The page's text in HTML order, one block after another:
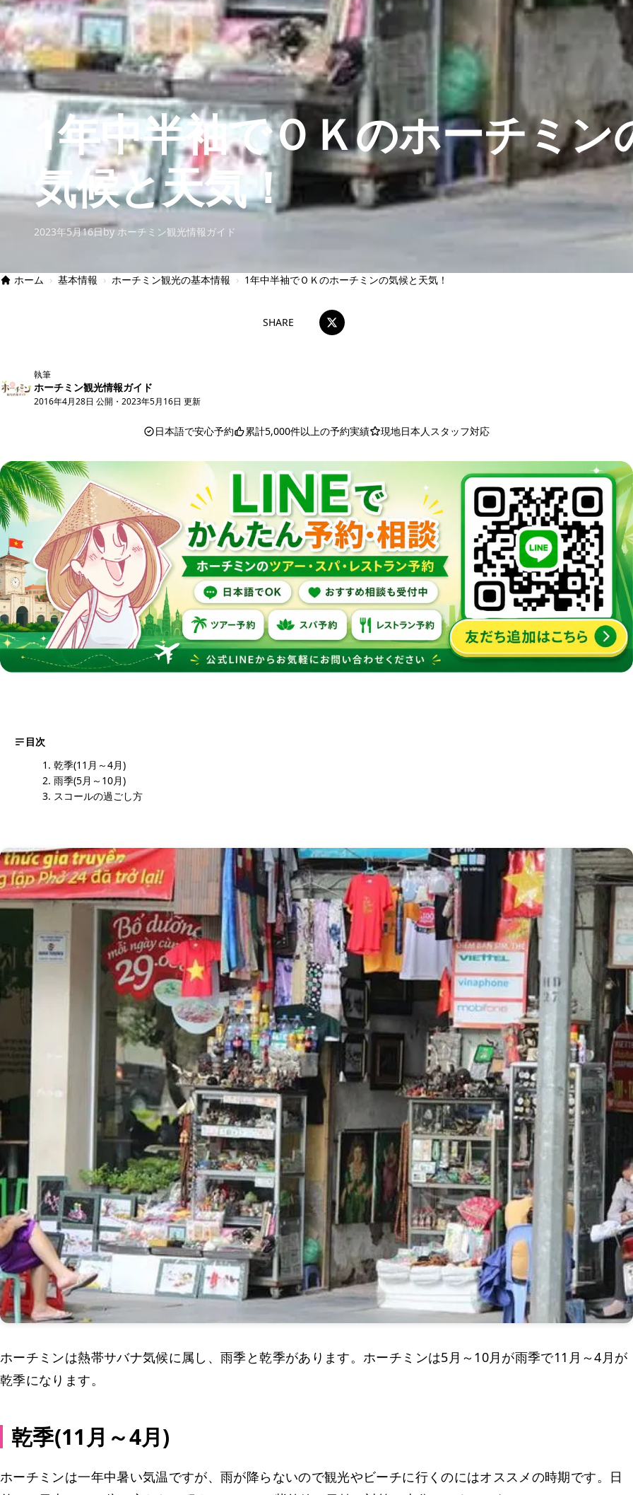
1年中半袖でＯＫのホーチミン
気候と天気！
2023年5月16日by ホーチミン観光情報ガイド
ホーム › 基本情報 › ホーチミン観光の基本情報 › 1年中半袖でＯＫのホーチミンの気候と天気！
SHARE
執筆
ホーチミン観光情報ガイド
2016年4月28日 公開 ・ 2023年5月16日 更新
日本語で安心予約 累計5,000件以上の予約実績 現地日本人スタッフ対応
目次
乾季(11月～4月)
雨季(5月～10月)
スコールの過ごし方
ホーチミンは熱帯サバナ気候に属し、雨季と乾季があります。ホーチミンは5月～10月が雨季で11月～4月が
乾季になります。
乾季(11月～4月)
ホーチミンは一年中暑い気温ですが、雨が降らないので観光やビーチに行くのにはオススメの時期です。日